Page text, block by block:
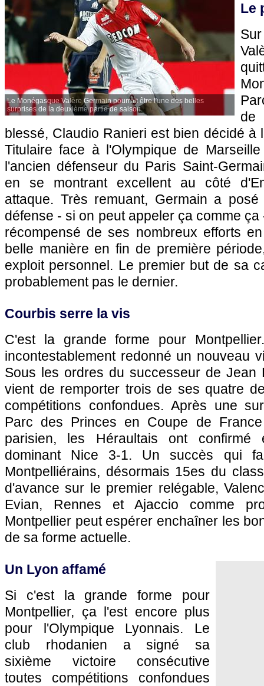
Le Monégasque Valère Germain pourrait être l'une des belles
surprises de la deuxième partie de saison.
Le
de
blessé, Claudio Ranieri est bien décidé à
Titulaire face à l'Olympique de Marseille
l'ancien défenseur du Paris Saint-
en se montrant excellent au côté
attaque. Très remuant, Germain a
défense - si on peut appeler ça comme
récompensé de ses nombreux efforts
belle manière en fin de première
exploit personnel. Le premier but de sa
probablement pas le dernier.
Courbis serre la vis
C'est la grande forme pour Montpellier
incontestablement redonné un nouveau
Sous les ordres du successeur de Jean
vient de remporter trois de ses quatre
compétitions confondues. Après une
Parc des Princes en Coupe de
parisien, les Héraultais ont confirmé
dominant Nice 3-1. Un succès qui
Montpelliérains, désormais 15es du
d'avance sur le premier relégable,
Evian, Rennes et Ajaccio comme
Montpellier peut espérer enchaîner les
de sa forme actuelle.
Un Lyon affamé
Si c'est la grande forme pour
Montpellier, ça l'est encore plus
pour l'Olympique Lyonnais. Le
club rhodanien a signé sa
sixième victoire consécutive
toutes compétitions confondues